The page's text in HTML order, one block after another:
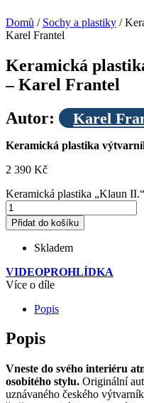
Domů / Sochy a plastiky /
Karel Frantel
Keramická
– Karel Frantel
Autor:
Karel
Keramická plastika
2 390 Kč
Keramická plastika „Klaun
Přidat do košíku
Skladem
VIDEOPROHLÍDKA
Více o díle
Popis
Popis
Vneste do svého interiéru
osobitého stylu. Originální
uznávaného českého